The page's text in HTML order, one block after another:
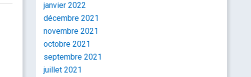
janvier 2022
décembre 2021
novembre 2021
octobre 2021
septembre 2021
juillet 2021